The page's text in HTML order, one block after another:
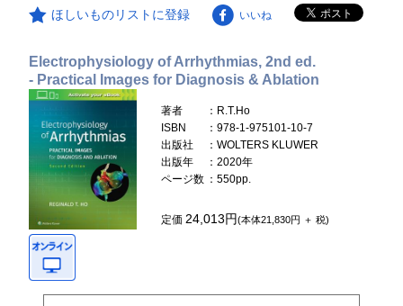
ほしいものリストに登録 いいね
Electrophysiology of Arrhythmias, 2nd ed.
- Practical Images for Diagnosis & Ablation
著者
：R.T.Ho
ISBN
：978-1-975101-10-7
出版社
：WOLTERS KLUWER
出版年
：2020年
ページ数 ：550pp.
定価24,013円(本体21,830円 ＋ 税)